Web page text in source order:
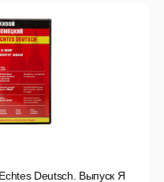
Deutsch. Выпуск Я